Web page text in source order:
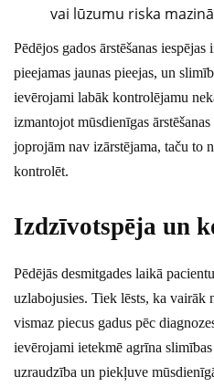
vai lūzumu riska
Pēdējos gados ārstēšanas
pieejamas jaunas pieejas, un
ievērojami labāk kontrolējamu
izmantojot mūsdienīgas
joprojām nav izārstējama, taču to
kontrolēt.
Izdzīvotspēja un
Pēdējās desmitgades laikā
uzlabojusies. Tiek lēsts, ka vairāk
vismaz piecus gadus pēc
ievērojami ietekmē agrīna
uzraudzība un piekļuve